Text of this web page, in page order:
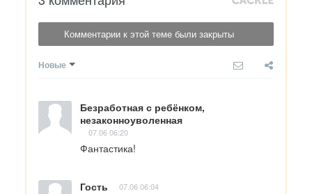
Комментарии к этой теме были закрыты
Новые
Безработная с ребёнком,
незаконноуволенная
07.06 06:20
Фантастика!
Гость 07.06 06:04